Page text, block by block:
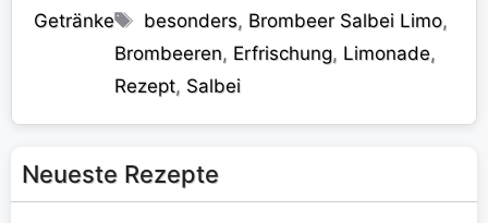
Kategorien
Getränke Schlagwörter
besonders, Brombeer Salbei Limo,
Brombeeren, Erfrischung, Limonade,
Rezept, Salbei
Neueste Rezepte